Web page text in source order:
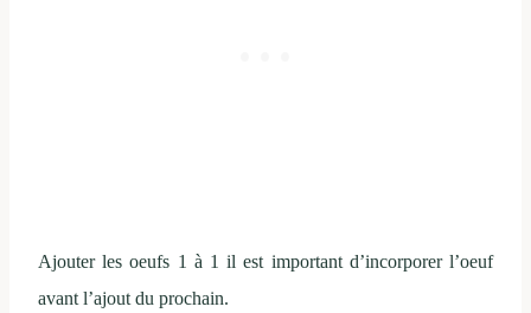
Ajouter les oeufs 1 à 1 il est important d’incorporer l’oeuf
avant l’ajout du prochain.